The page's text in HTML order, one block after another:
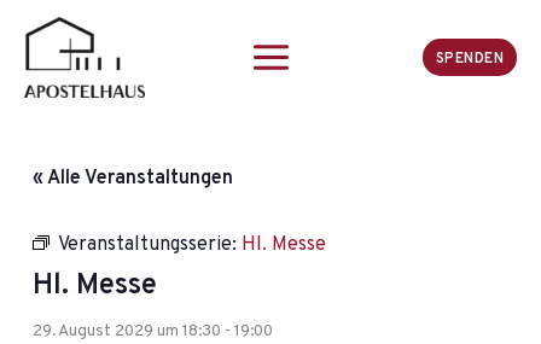
springen
SPENDEN
« Alle Veranstaltungen
Veranstaltungsserie: Hl. Messe
Hl. Messe
29. August 2029 um 18:30 -19:00